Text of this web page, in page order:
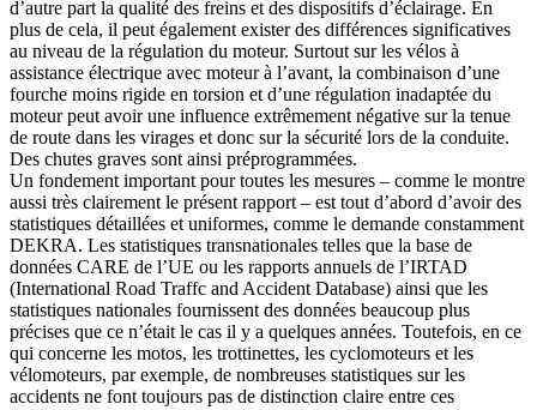
d’autre part la qualité des freins et des dispositifs d’éclairage. En
plus de cela, il peut également exister des différences significatives
au niveau de la régulation du moteur. Surtout sur les vélos à
assistance électrique avec moteur à l’avant, la combinaison d’une
fourche moins rigide en torsion et d’une régulation inadaptée du
moteur peut avoir une influence extrêmement négative sur la tenue
de route dans les virages et donc sur la sécurité lors de la conduite.
Des chutes graves sont ainsi préprogrammées.
Un fondement important pour toutes les mesures – comme le montre
aussi très clairement le présent rapport – est tout d’abord d’avoir des
statistiques détaillées et uniformes, comme le demande constamment
DEKRA. Les statistiques transnationales telles que la base de
données CARE de l’UE ou les rapports annuels de l’IRTAD
(International Road Traffc and Accident Database) ainsi que les
statistiques nationales fournissent des données beaucoup plus
précises que ce n’était le cas il y a quelques années. Toutefois, en ce
qui concerne les motos, les trottinettes, les cyclomoteurs et les
vélomoteurs, par exemple, de nombreuses statistiques sur les
accidents ne font toujours pas de distinction claire entre ces